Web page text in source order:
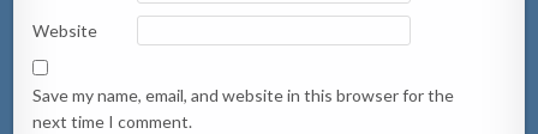
Website
Save my name, email, and website in this browser for the
next time I comment.